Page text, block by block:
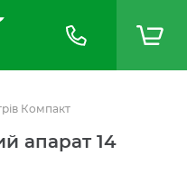
Компакт
апарат 14